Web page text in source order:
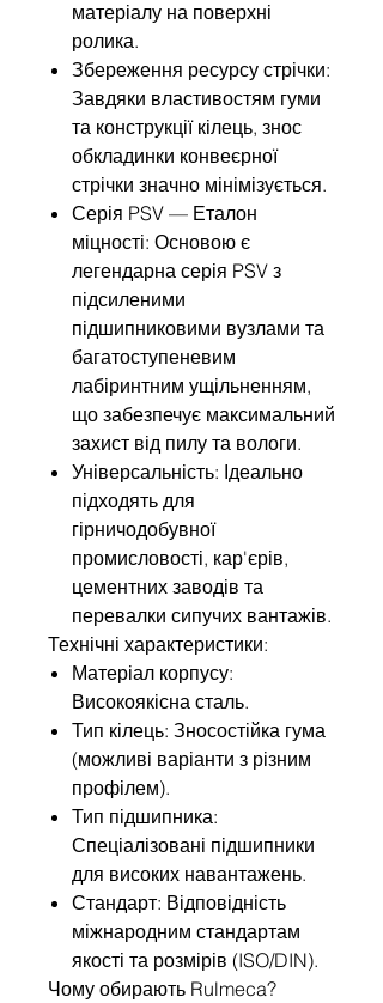
матеріалу на поверхні
ролика.
Збереження ресурсу стрічки:
Завдяки властивостям гуми
та конструкції кілець, знос
обкладинки конвеєрної
стрічки значно мінімізується.
Серія PSV — Еталон
міцності: Основою є
легендарна серія PSV з
підсиленими
підшипниковими вузлами та
багатоступеневим
лабіринтним ущільненням,
що забезпечує максимальний
захист від пилу та вологи.
Універсальність: Ідеально
підходять для
гірничодобувної
промисловості, кар'єрів,
цементних заводів та
перевалки сипучих вантажів.
Технічні характеристики:
Матеріал корпусу:
Високоякісна сталь.
Тип кілець: Зносостійка гума
(можливі варіанти з різним
профілем).
Тип підшипника:
Спеціалізовані підшипники
для високих навантажень.
Стандарт: Відповідність
міжнародним стандартам
якості та розмірів (ISO/DIN).
Чому обирають Rulmeca?